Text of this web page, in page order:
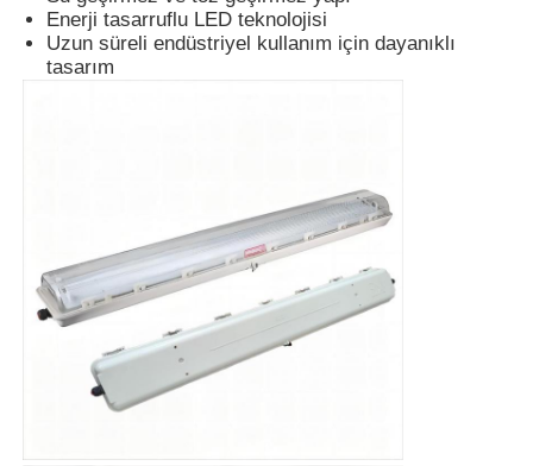
Patlamaya Dayanıklı Alarm Işığı
patlamaya dayanıklı anahtar
Patlama geçirmez kablo bezleri
Enerji tasarruflu LED teknolojisi
Uzun süreli endüstriyel kullanım için dayanıklı
tasarım